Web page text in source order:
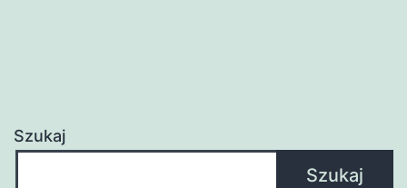
Szukaj
Szukaj